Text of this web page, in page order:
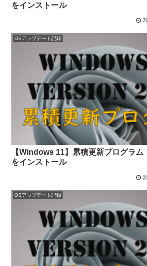
をインストール
OSアップデート記録
【Windows 11】累積更新プログラム
をインストール
OSアップデート記録